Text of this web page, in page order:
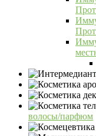
волосы/парфюм